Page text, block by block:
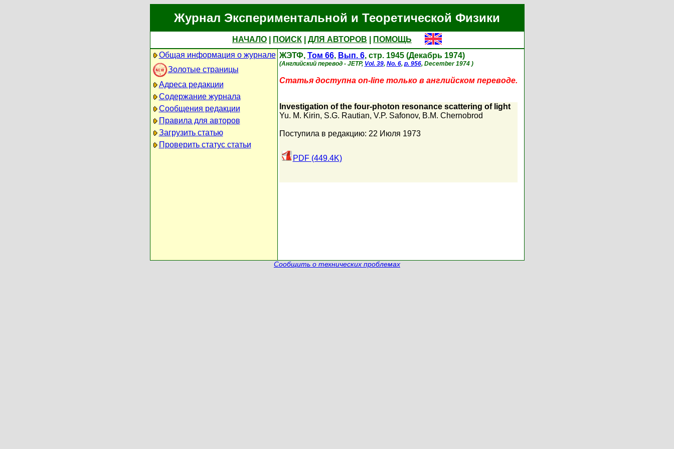
Журнал Экспериментальной и Теоретической Физики
НАЧАЛО ПОИСК ДЛЯ АВТОРОВ
ПОМОЩЬ
Общая информация о журнале
Золотые страницы
Адреса редакции
Содержание журнала
Сообщения редакции
Правила для авторов
Загрузить статью
Проверить статус статьи
ЖЭТФ, Том 66, Вып. 6, стр. 1945 (Декабрь 1974)
(Английский перевод - JETP, Vol. 39, No. 6, p. 956, December 1974 )
Статья доступна on-line только в английском переводе.
lnvestigation of the four-photon resonance scattering of light
Yu. M. Kirin, S.G. Rautian, V.P. Safonov, B.M. Chernobrod
Поступила в редакцию: 22 Июля 1973
PDF (449.4K)
Сообщить о технических проблемах